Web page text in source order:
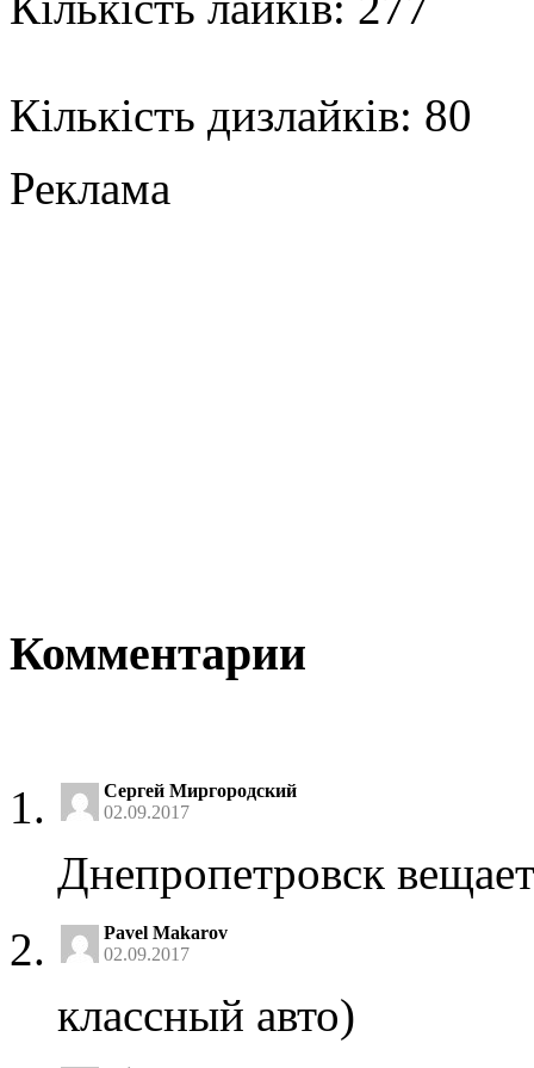
Кількість дизлайків: 80
Реклама
Комментарии
Сергей Миргородский
02.09.2017
Днепропетровск
Pavel Makarov
02.09.2017
классный авто)